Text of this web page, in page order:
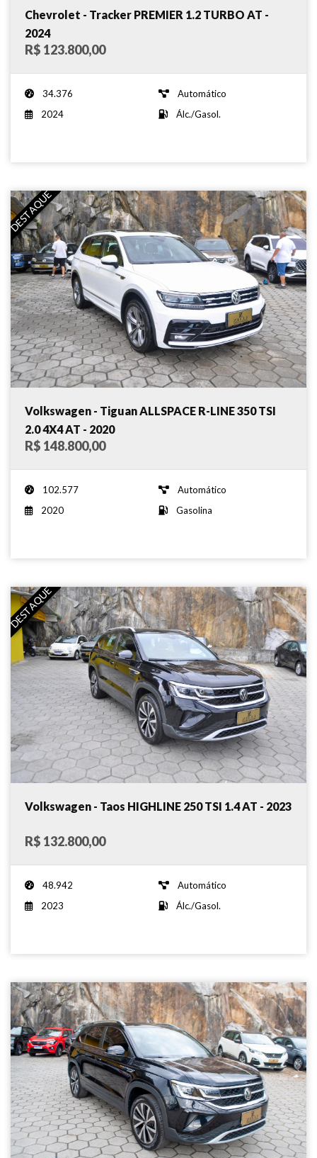
Chevrolet - Tracker PREMIER 1.2 TURBO AT -
2024
R$ 123.800,00
34.376
Automático
2024
Álc./Gasol.
DESTAQUE
Volkswagen - Tiguan ALLSPACE R-LINE 350 TSI
2.0 4X4 AT - 2020
R$ 148.800,00
102.577
Automático
2020
Gasolina
DESTAQUE
Volkswagen - Taos HIGHLINE 250 TSI 1.4 AT - 2023
R$ 132.800,00
48.942
Automático
2023
Álc./Gasol.